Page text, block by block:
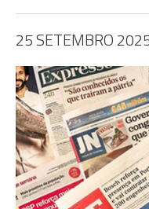
25 SETEMBRO